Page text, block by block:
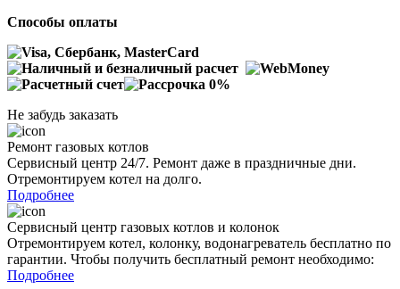
Способы оплаты
Не забудь заказать
Ремонт газовых котлов
Сервисный центр 24/7. Ремонт даже в праздничные дни.
Отремонтируем котел на долго.
Подробнее
Сервисный центр газовых котлов и колонок
Отремонтируем котел, колонку, водонагреватель бесплатно по
гарантии. Чтобы получить бесплатный ремонт необходимо:
Подробнее